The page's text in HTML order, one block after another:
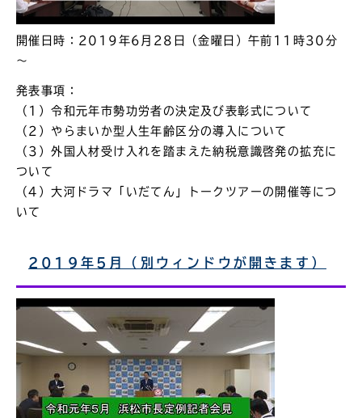
開催日時：2019年6月28日（金曜日）午前11時30分
～
発表事項：
（1）令和元年市勢功労者の決定及び表彰式について
（2）やらまいか型人生年齢区分の導入について
（3）外国人材受け入れを踏まえた納税意識啓発の拡充に
ついて
（4）大河ドラマ「いだてん」トークツアーの開催等につ
いて
2019年5月（別ウィンドウが開きます）